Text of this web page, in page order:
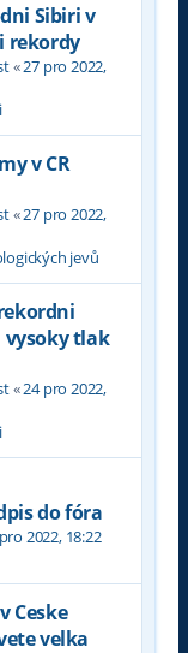
Sibiri v
rekordy
«27 pro 2022,
v CR
«27 pro 2022,
jevů
vysoky tlak
«24 pro 2022,
do fóra
2022, 18:22
Ceske
velka